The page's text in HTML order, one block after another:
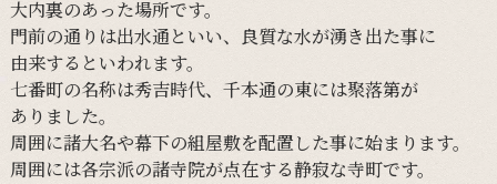
大内裏のあった場所です。
門前の通りは出水通といい、 良質な水が湧き出た事に
由来するといわれます。
七番町の名称は秀吉時代、 千本通の東には聚落第が
ありました。
周囲に諸大名や幕下の組屋敷を配置した事に始まります。
周囲には各宗派の諸寺院が点在する静寂な寺町です。